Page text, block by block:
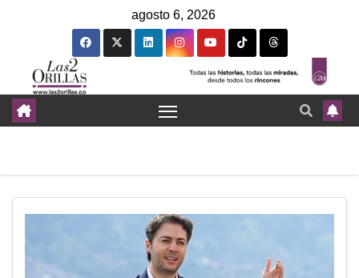
agosto 6, 2026